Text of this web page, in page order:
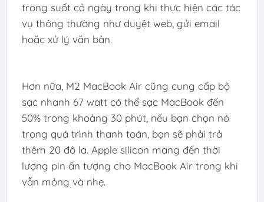
trong suốt cả ngày trong khi thực hiện các tác
vụ thông thường như duyệt web, gửi email
hoặc xử lý văn bản.
Hơn nữa, M2 MacBook Air cũng cung cấp bộ
sạc nhanh 67 watt có thể sạc MacBook đến
50% trong khoảng 30 phút, nếu bạn chọn nó
trong quá trình thanh toán, bạn sẽ phải trả
thêm 20 đô la. Apple silicon mang đến thời
lượng pin ấn tượng cho MacBook Air trong khi
vẫn mỏng và nhẹ.